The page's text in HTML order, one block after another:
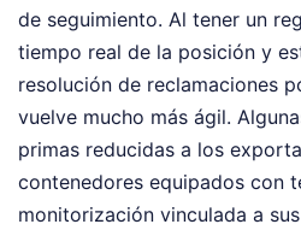
de seguimiento. Al tener un
tiempo real de la posición y
resolución de reclamaciones
vuelve mucho más ágil.
primas reducidas a los
contenedores equipados con
monitorización vinculada a